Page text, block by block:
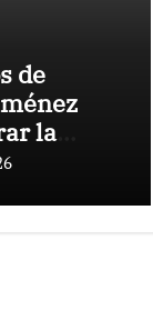
de
la
de